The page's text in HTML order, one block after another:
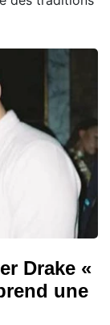
Drake «
une